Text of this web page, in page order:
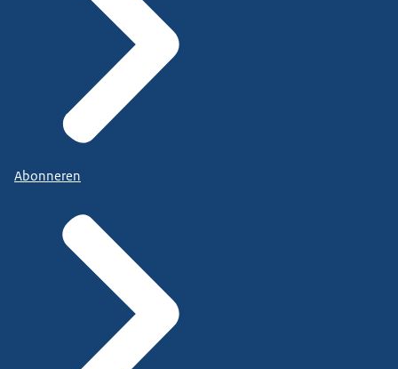
Abonneren